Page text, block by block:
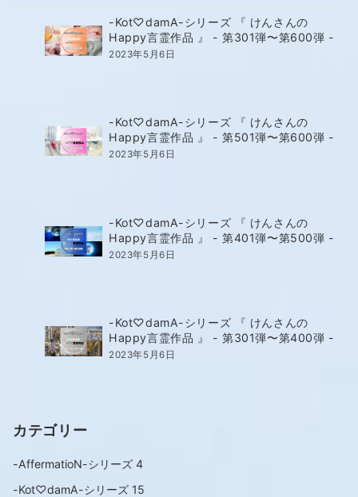
-Kot♡damA-シリーズ 『 けんさんの
Happy言霊作品 』 - 第301弾〜第600弾 -
2023年5月6日
-Kot♡damA-シリーズ 『 けんさんの
Happy言霊作品 』 - 第501弾〜第600弾 -
2023年5月6日
-Kot♡damA-シリーズ 『 けんさんの
Happy言霊作品 』 - 第401弾〜第500弾 -
2023年5月6日
-Kot♡damA-シリーズ 『 けんさんの
Happy言霊作品 』 - 第301弾〜第400弾 -
2023年5月6日
カテゴリー
-AffermatioN-シリーズ 4
-Kot♡damA-シリーズ 15